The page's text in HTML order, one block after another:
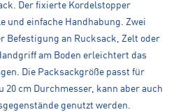
Der fixierte Kordelstopper
und einfache Handhabung. Zwei
Befestigung an Rucksack, Zelt oder
am Boden erleichtert das
Die Packsackgröße passt für
20 cm Durchmesser, kann aber auch
genutzt werden.